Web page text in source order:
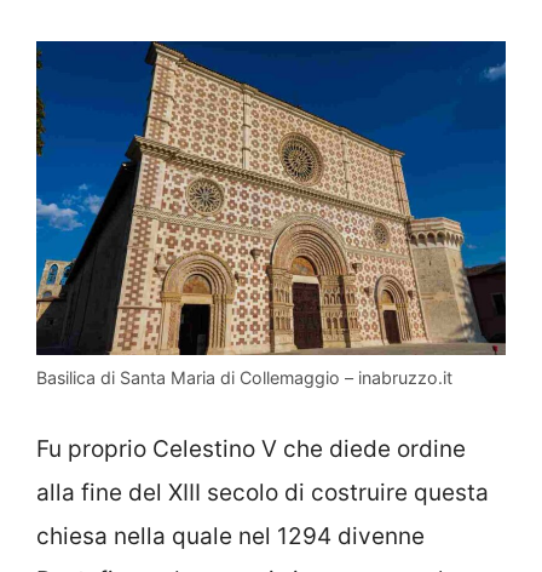
Basilica di Santa Maria di Collemaggio – inabruzzo.it
Fu proprio Celestino V che diede ordine
alla fine del XIII secolo di costruire questa
chiesa nella quale nel 1294 divenne